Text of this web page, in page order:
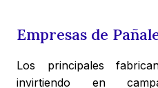
Empresas de
Los principales
invirtiendo en